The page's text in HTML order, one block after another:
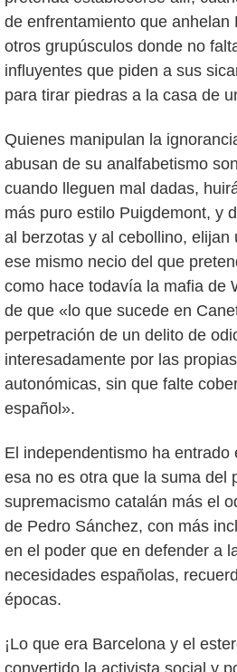
de enfrentamiento que anhelan
otros grupúsculos donde no
influyentes que piden a sus
para tirar piedras a la casa de
Quienes manipulan la
abusan de su analfabetismo
cuando lleguen mal dadas,
más puro estilo Puigdemont, y
al berzotas y al cebollino, elijan
ese mismo necio del que
como hace todavía la mafia de
de que «lo que sucede en
perpetración de un delito de
interesadamente por las
autonómicas, sin que falte
español».
El independentismo ha entrado
esa no es otra que la suma del
supremacismo catalán más el
de Pedro Sánchez, con más
en el poder que en defender a
necesidades españolas,
épocas.
¡Lo que era Barcelona y el
convertido la activista social y